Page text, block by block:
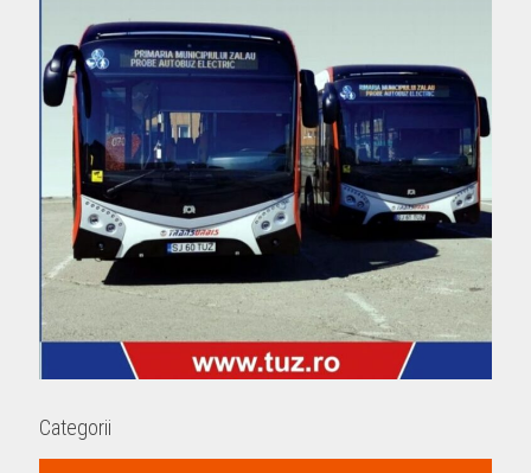
Categorii